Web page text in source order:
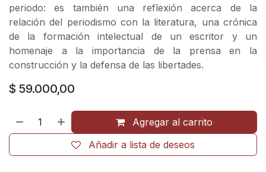
periodo: es también una reflexión acerca de la
relación del periodismo con la literatura, una crónica
de la formación intelectual de un escritor y un
homenaje a la importancia de la prensa en la
construcción y la defensa de las libertades.
$ 59.000,00
Agregar al carrito
Añadir a lista de deseos